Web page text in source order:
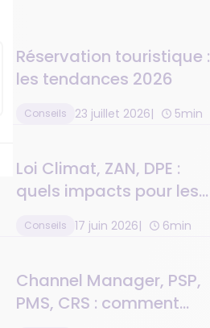
Réservation touristique :
les tendances 2026
Conseils 23 juillet 2026 5min
Loi Climat, ZAN, DPE :
quels impacts pour les
Conseils 17 juin 2026 6min
Channel Manager, PSP,
PMS, CRS : comment